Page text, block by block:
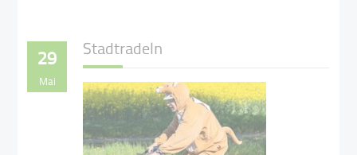
29
Mai
Stadtradeln